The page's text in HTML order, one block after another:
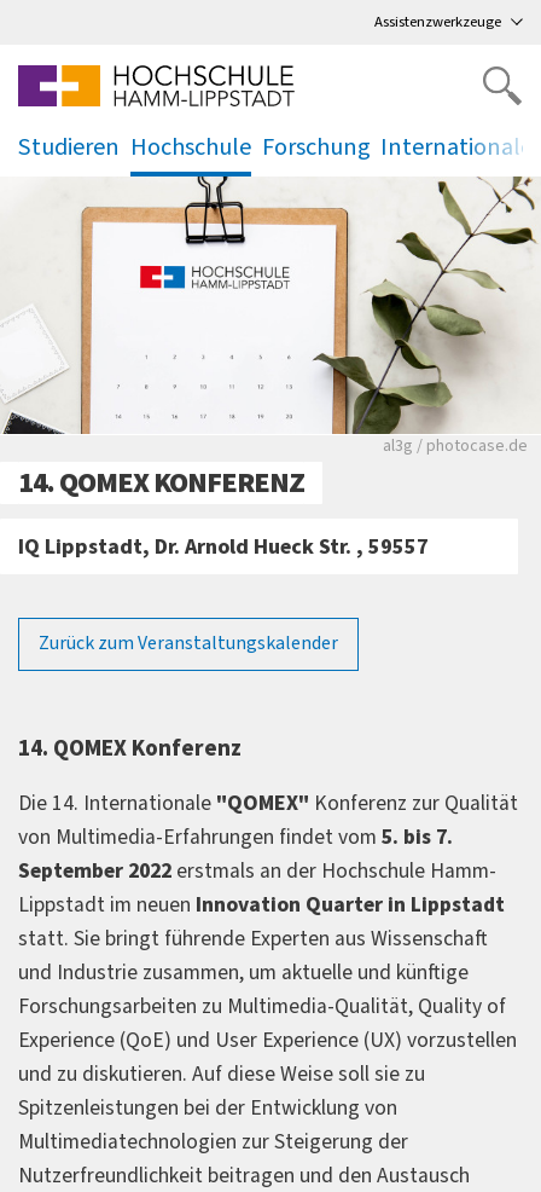
Assistenzwerkzeuge
Studieren Hochschule
.
Forschung
.
Rote leere
al3g / photocase.de
14. QOMEX KONFERENZ
IQ Lippstadt, Dr. Arnold Hueck Str. , 59557
Zurück zum Veranstaltungskalender
14. QOMEX Konferenz
Die 14. Internationale "QOMEX" Konferenz zur Qualität
von Multimedia-Erfahrungen findet vom 5. bis 7.
September 2022 erstmals an der Hochschule Hamm-
Lippstadt im neuen Innovation Quarter in Lippstadt
statt. Sie bringt führende Experten aus Wissenschaft
und Industrie zusammen, um aktuelle und künftige
Forschungsarbeiten zu Multimedia-Qualität, Quality of
Experience (QoE) und User Experience (UX) vorzustellen
und zu diskutieren. Auf diese Weise soll sie zu
Spitzenleistungen bei der Entwicklung von
Multimediatechnologien zur Steigerung der
Nutzerfreundlichkeit beitragen und den Austausch